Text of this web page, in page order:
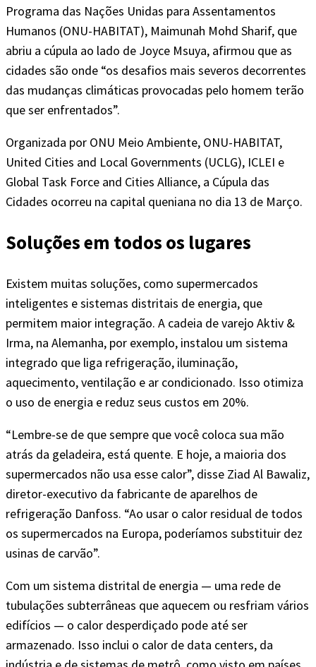
Programa das Nações Unidas para Assentamentos
Humanos (ONU-HABITAT), Maimunah Mohd Sharif, que
abriu a cúpula ao lado de Joyce Msuya, afirmou que as
cidades são onde “os desafios mais severos decorrentes
das mudanças climáticas provocadas pelo homem terão
que ser enfrentados”.
Organizada por ONU Meio Ambiente, ONU-HABITAT,
United Cities and Local Governments (UCLG), ICLEI e
Global Task Force and Cities Alliance, a Cúpula das
Cidades ocorreu na capital queniana no dia 13 de Março.
Soluções em todos os lugares
Existem muitas soluções, como supermercados
inteligentes e sistemas distritais de energia, que
permitem maior integração. A cadeia de varejo Aktiv &
Irma, na Alemanha, por exemplo, instalou um sistema
integrado que liga refrigeração, iluminação,
aquecimento, ventilação e ar condicionado. Isso otimiza
o uso de energia e reduz seus custos em 20%.
“Lembre-se de que sempre que você coloca sua mão
atrás da geladeira, está quente. E hoje, a maioria dos
supermercados não usa esse calor”, disse Ziad Al Bawaliz,
diretor-executivo da fabricante de aparelhos de
refrigeração Danfoss. “Ao usar o calor residual de todos
os supermercados na Europa, poderíamos substituir dez
usinas de carvão”.
Com um sistema distrital de energia — uma rede de
tubulações subterrâneas que aquecem ou resfriam vários
edifícios — o calor desperdiçado pode até ser
armazenado. Isso inclui o calor de data centers, da